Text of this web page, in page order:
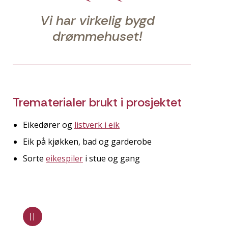
Vi har virkelig bygd
drømmehuset!
Trematerialer brukt i prosjektet
Eikedører og listverk i eik
Eik på kjøkken, bad og garderobe
Sorte eikespiler i stue og gang